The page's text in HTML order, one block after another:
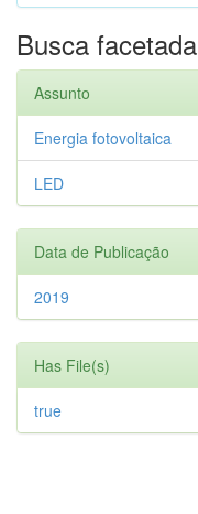
Busca facetada
Assunto
Energia fotovoltaica
LED
Data de Publicação
2019
Has File(s)
true